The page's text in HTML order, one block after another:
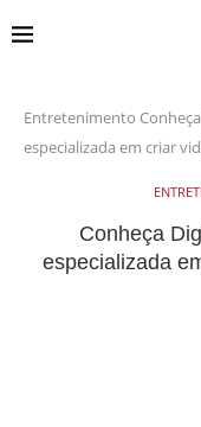
Entretenimento
especializada em criar
Conheça
especializada